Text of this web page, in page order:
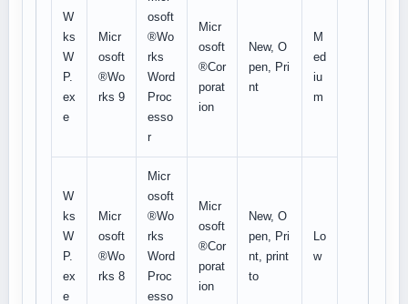
W
ks
W
P.
ex
e
Micr
osoft
®Wo
rks 9
osoft
®Wo
rks
Word
Proc
esso
r
Micr
osoft
®Cor
porat
ion
New, O
pen, Pri
nt
M
ed
iu
m
W
ks
W
P.
ex
e
Micr
osoft
®Wo
rks 8
Micr
osoft
®Wo
rks
Word
Proc
esso
Micr
osoft
®Cor
porat
ion
New, O
pen, Pri
nt, print
to
Lo
w